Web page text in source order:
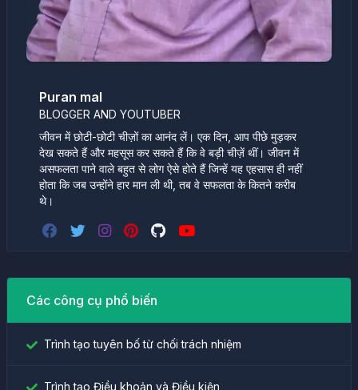
Puran mal
BLOGGER AND YOUTUBER
जीवन में छोटी-छोटी चीज़ों का आनंद लें। एक दिन, आप पीछे मुड़कर
देख सकते हैं और महसूस कर सकते हैं कि वे बड़ी चीज़ें थीं। जीवन में
असफलता पाने वाले बहुत से लोग ऐसे होते हैं जिन्हें यह एहसास ही नहीं
होता कि जब उन्होंने हार मान ली थी, तब वे सफलता के कितने करीब
थे।
Các công cụ phổ biến
Trình tạo tuyên bố từ chối trách nhiệm
Trình tạo Điều khoản và Điều kiện